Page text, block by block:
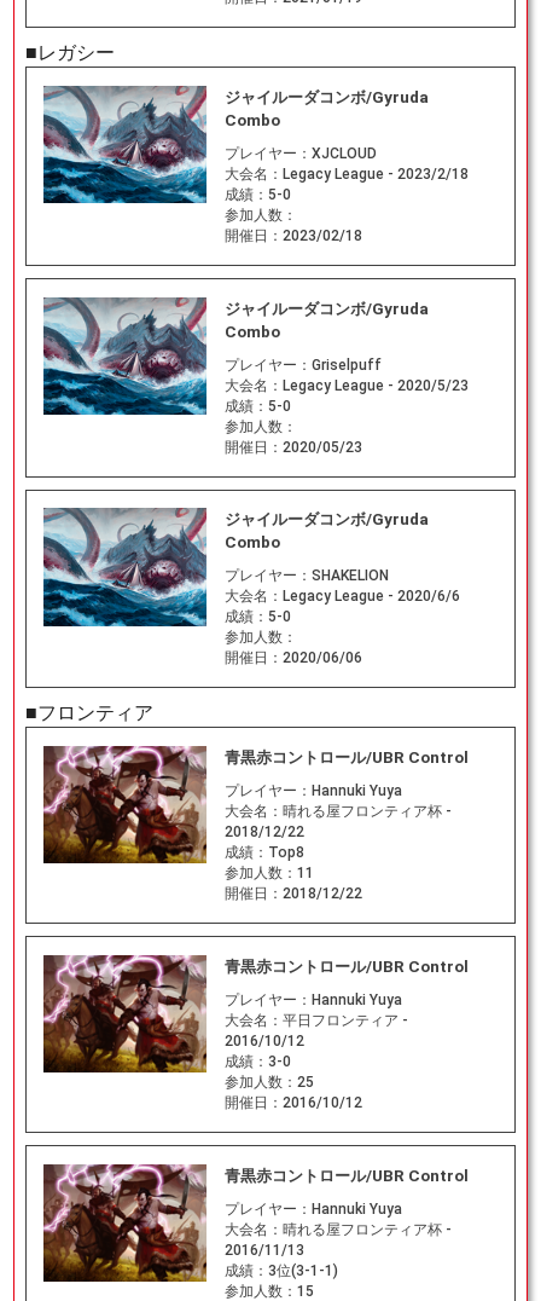
■レガシー
ジャイルーダコンボ/Gyruda
Combo
プレイヤー： XJCLOUD
大会名： Legacy League - 2023/2/18
成績： 5-0
参加人数：
開催日： 2023/02/18
ジャイルーダコンボ/Gyruda
Combo
プレイヤー： Griselpuff
大会名： Legacy League - 2020/5/23
成績： 5-0
参加人数：
開催日： 2020/05/23
ジャイルーダコンボ/Gyruda
Combo
プレイヤー： SHAKELION
大会名： Legacy League - 2020/6/6
成績： 5-0
参加人数：
開催日： 2020/06/06
■フロンティア
青黒赤コントロール/UBR Control
プレイヤー： Hannuki Yuya
大会名： 晴れる屋フロンティア杯 -
2018/12/22
成績： Top8
参加人数： 11
開催日： 2018/12/22
青黒赤コントロール/UBR Control
プレイヤー： Hannuki Yuya
大会名： 平日フロンティア -
2016/10/12
成績： 3-0
参加人数： 25
開催日： 2016/10/12
青黒赤コントロール/UBR Control
プレイヤー： Hannuki Yuya
大会名： 晴れる屋フロンティア杯 -
2016/11/13
成績： 3位(3-1-1)
参加人数： 15